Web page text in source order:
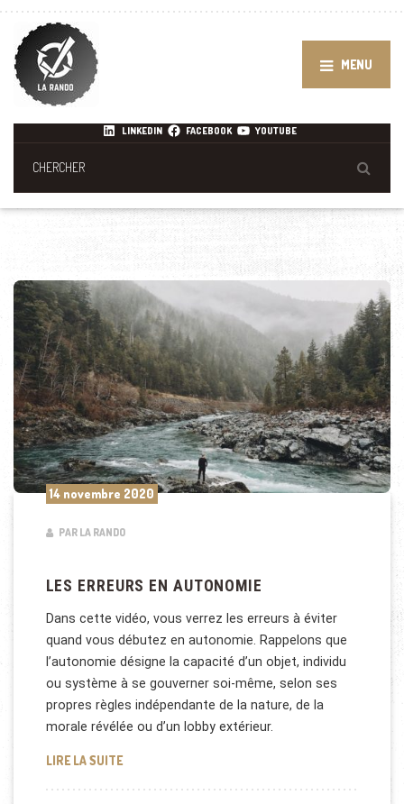
MENU
LINKEDIN FACEBOOK YOUTUBE
14 novembre 2020
PAR LA RANDO
LES ERREURS EN AUTONOMIE
Dans cette vidéo, vous verrez les erreurs à éviter
quand vous débutez en autonomie. Rappelons que
l’autonomie désigne la capacité d’un objet, individu
ou système à se gouverner soi-même, selon ses
propres règles indépendante de la nature, de la
morale révélée ou d’un lobby extérieur.
LIRE LA SUITELES ERREURS EN AUTONOMIE